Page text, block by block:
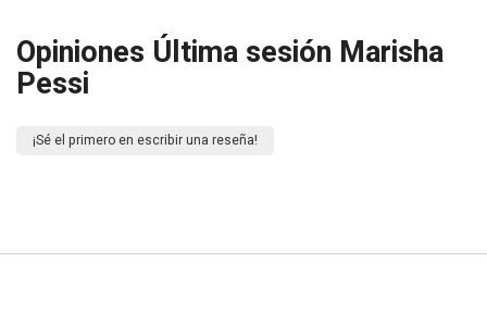
Opiniones Última sesión Marisha
Pessi
¡Sé el primero en escribir una reseña!